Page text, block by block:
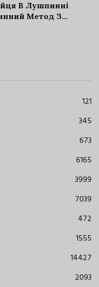
В Лушпинні
Метод З
121
345
673
6165
3999
7039
472
1555
14427
2093